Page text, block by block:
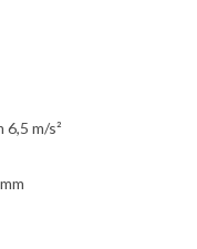
m/s²